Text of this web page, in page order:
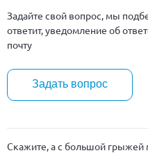
Скажите, а с большой грыжей
Задайте свой вопрос, мы
ответит, уведомление об
почту
Задать вопрос